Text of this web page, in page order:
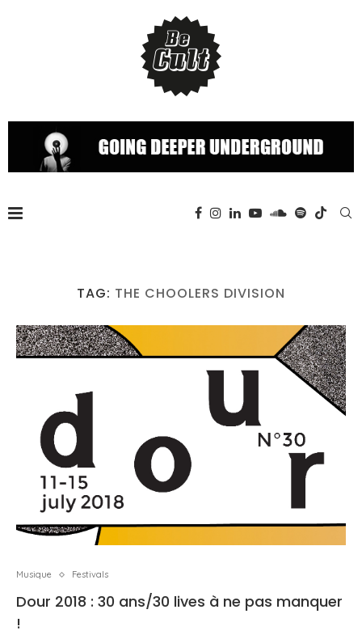
TAG: THE CHOOLERS DIVISION
Musique Festivals
Dour 2018 : 30 ans/30 lives à ne pas manquer
!